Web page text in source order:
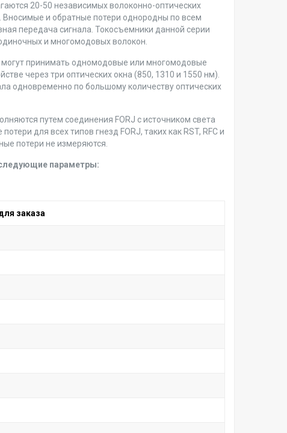
20-50 независимых волоконно-оптических
Вносимые и обратные потери однородны по всем
передача сигнала. Токосъемники данной серии
и многомодовых волокон.
могут принимать одномодовые или многомодовые
через три оптических окна (850, 1310 и 1550 нм).
одновременно по большому количеству оптических
путем соединения FORJ с источником света
для всех типов гнезд FORJ, таких как RST, RFC и
потери не измеряются.
параметры:
заказа